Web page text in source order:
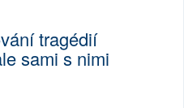
tragédií
sami s nimi